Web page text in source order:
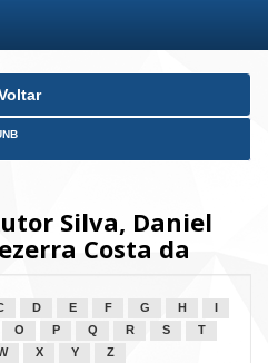
Silva, Daniel
Costa da
D E F G H
O P Q R S
T
X Y Z